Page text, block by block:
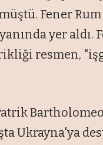
Fener
yer aldı.
resmen,
Ukrayna'ya